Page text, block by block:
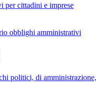
per cittadini e imprese
obblighi amministrativi
politici, di